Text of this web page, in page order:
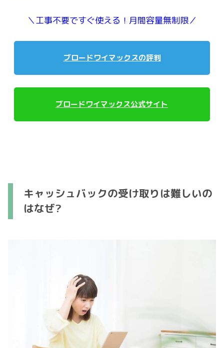
＼工事不要ですぐ使える！月間容量無制限／
ブロードワイマックスの評判
ブロードワイマックス公式サイト
キャッシュバックの受け取りは難しいの
はなぜ?